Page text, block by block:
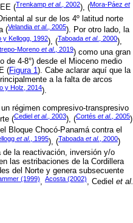
(Trenkamp et al., 2002), (Mora-Páez et
al sur de los 4º latitud norte
(Velandia et al., 2005). Por otro lado, la
y Kellogg, 1992), (Taboada et al., 2000),
Moreno et al., 2019) como una gran
de 4-8°) desde el Mioceno medio
(Figura 1). Cabe aclarar aquí que la
a la falta de arcos
y Holz, 2014).
régimen compresivo-transpresivo
(Cediel et al., 2003), (Cortés et al., 2005)
Bloque Chocó-Panamá contra el
et al., 1995), (Taboada et al., 2000)
la reactivación, inversión y/o
las estribaciones de la Cordillera
del Norte y genera subsecuente
(1999), Acosta (2002), Cediel et al.